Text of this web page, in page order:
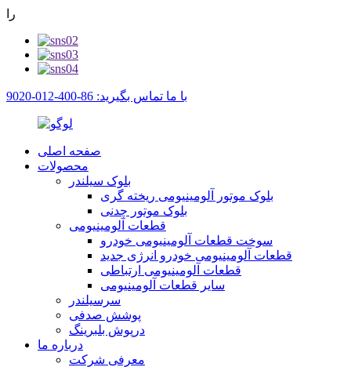
را
با ما تماس بگیرید: 86-400-012-9020
صفحه اصلی
محصولات
بلوک سیلندر
بلوک موتور آلومینیومی ریخته گری
بلوک موتور چدنی
قطعات آلومینیومی
سوخت قطعات آلومینیومی خودرو
قطعات آلومینیومی خودرو انرژی جدید
قطعات آلومینیومی ارتباطی
سایر قطعات آلومینیومی
سرسیلندر
پوشش صدفی
درپوش بلبرینگ
درباره ما
معرفی شرکت